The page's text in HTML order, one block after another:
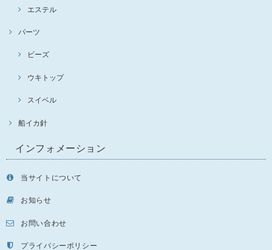
エステル
パーツ
ビーズ
ウキトップ
スイベル
船イカ針
インフォメーション
当サイトについて
お知らせ
お問い合わせ
プライバシーポリシー